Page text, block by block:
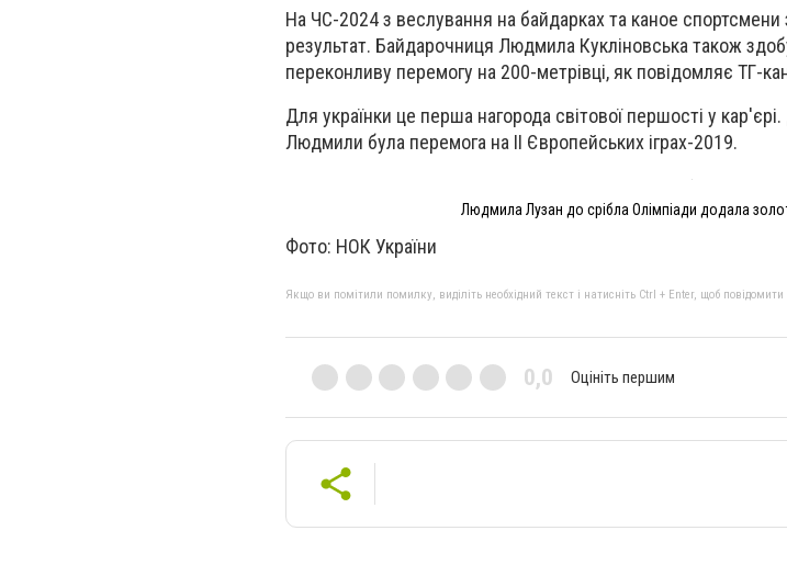
На ЧС-2024 з веслування на байдарках та каное
результат. Байдарочниця Людмила Кукліновська також
переконливу перемогу на 200-метрівці, як повідомляє ТГ-
Для українки це перша нагорода світової першості у
Людмили була перемога на II Європейських іграх-2019.
Людмила Лузан до срібла Олімпіади додала
Фото: НОК України
Якщо ви помітили помилку, виділіть необхідний текст і натисніть Ctrl + Enter, щоб
0,0 Оцініть першим